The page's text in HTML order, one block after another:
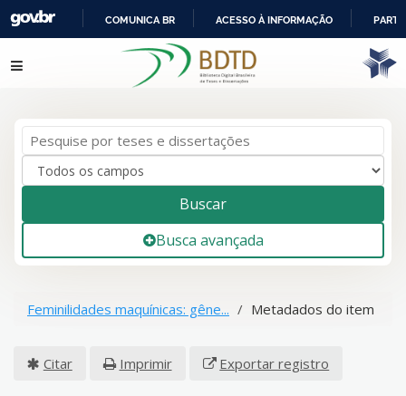
IR
PARA
COMUNICA BR ACESSO À INFORMAÇÃO
Pular para o conteúdo
Buscar
Busca avançada
Feminilidades maquínicas: gêne... Metadados do item
Citar Imprimir Exportar registro